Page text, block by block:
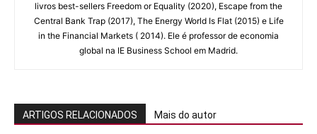
livros best-sellers Freedom or Equality (2020), Escape from the
Central Bank Trap (2017), The Energy World Is Flat (2015) e Life
in the Financial Markets ( 2014). Ele é professor de economia
global na IE Business School em Madrid.
ARTIGOS RELACIONADOS Mais do autor